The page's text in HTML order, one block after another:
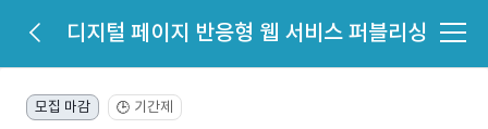
디지털 페이지 반응형 웹 서비스 퍼블리싱
모집 마감 🕒 기간제